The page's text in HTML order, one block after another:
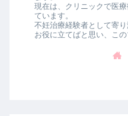
現在は、クリニックで医
ています。
不妊治療経験者として寄
お役に立てばと思い、この